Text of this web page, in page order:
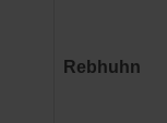
Rebhuhn